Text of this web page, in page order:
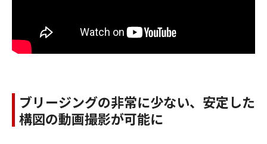
ブリージングの非常に少ない、安定した
構図の動画撮影が可能に